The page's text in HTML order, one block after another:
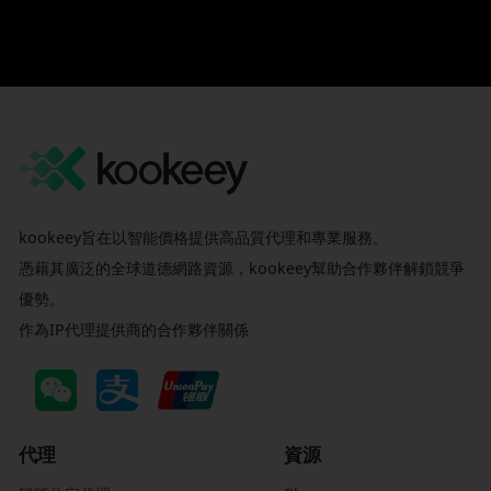
kookeey旨在以智能價格提供高品質代理和專業服務。
憑藉其廣泛的全球道德網路資源，kookeey幫助合作夥伴解鎖競爭
優勢。
作為IP代理提供商的合作夥伴關係
代理 資源